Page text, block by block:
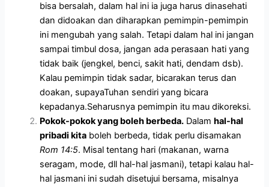
bisa bersalah, dalam hal ini ia juga harus dinasehati
dan didoakan dan diharapkan pemimpin-pemimpin
ini mengubah yang salah. Tetapi dalam hal ini jangan
sampai timbul dosa, jangan ada perasaan hati yang
tidak baik (jengkel, benci, sakit hati, dendam dsb).
Kalau pemimpin tidak sadar, bicarakan terus dan
doakan, supayaTuhan sendiri yang bicara
kepadanya.Seharusnya pemimpin itu mau dikoreksi.
Pokok-pokok yang boleh berbeda. Dalam hal-hal
pribadi kita boleh berbeda, tidak perlu disamakan
Rom 14:5. Misal tentang hari (makanan, warna
seragam, mode, dll hal-hal jasmani), tetapi kalau hal-
hal jasmani ini sudah disetujui bersama, misalnya